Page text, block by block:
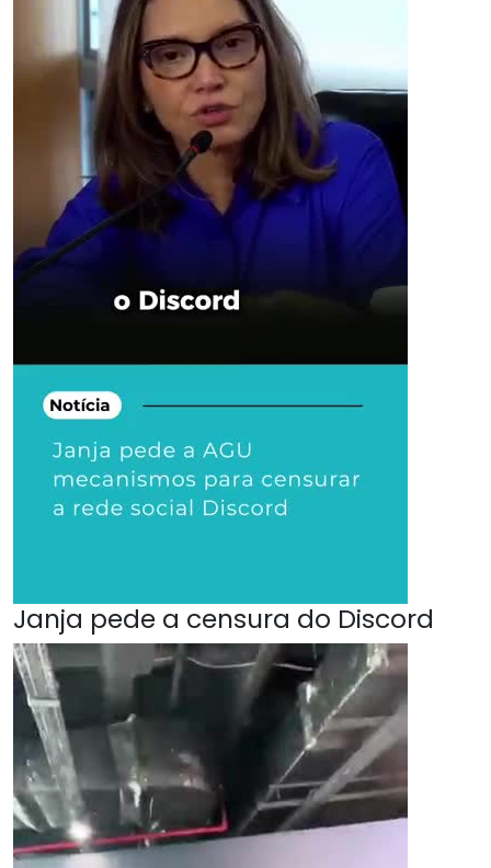
Janja pede a censura do Discord